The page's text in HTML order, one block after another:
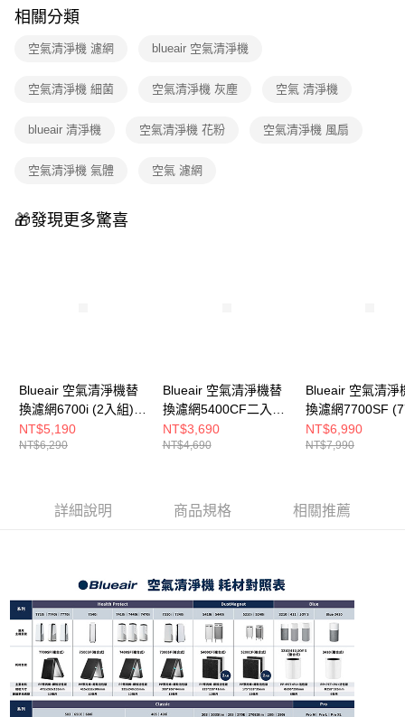
【注意事項】
1.本服務係由「台灣大哥大股份有限公司」（以下簡稱本公司）所提供，讓
用戶於交易時，得透過本服務購買商品或服務，並由商店將買賣／分期付款
買賣價金債權讓與本公司後，依約使用本公司帳單繳交帳款。
資料（包含姓名、電話或地址）提供予台灣大哥大進項蒐集、處理及利用，
3.完整用戶服務條款，請詳閱以下連結：https://oppay.tw/userRule
相關分類
空氣清淨機 濾網 blueair 空氣清淨機
空氣清淨機 細菌 空氣清淨機 灰塵 空氣 清淨機
blueair 清淨機 空氣清淨機 花粉 空氣清淨機 風扇
空氣清淨機 氣體 空氣 濾網
🎁發現更多驚喜
Blueair 空氣清淨機替
換濾網6700i (2入組)
(CP7i適用)
NT$5,190
NT$6,290
Blueair 空氣清淨機替
換濾網5400CF二入組
(5410i• 5440i適用)
NT$3,690
NT$4,690
Blueair 空氣清淨
換濾網7700SF
• 7740i • 7770i適
NT$6,990
NT$7,990
詳細說明 商品規格 相關推薦